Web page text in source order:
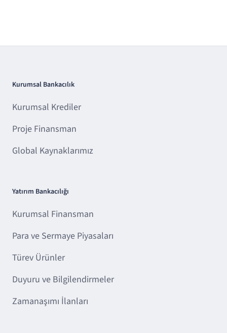
Kurumsal Bankacılık
Kurumsal Krediler
Proje Finansman
Global Kaynaklarımız
Yatırım Bankacılığı
Kurumsal Finansman
Para ve Sermaye Piyasaları
Türev Ürünler
Duyuru ve Bilgilendirmeler
Zamanaşımı İlanları